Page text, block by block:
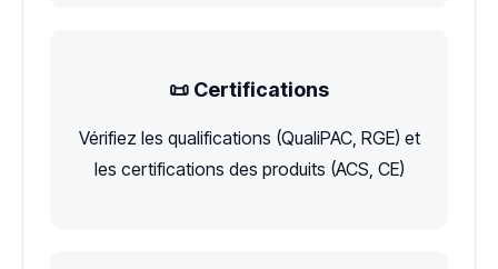
📜 Certifications
Vérifiez les qualifications (QualiPAC, RGE) et
les certifications des produits (ACS, CE)